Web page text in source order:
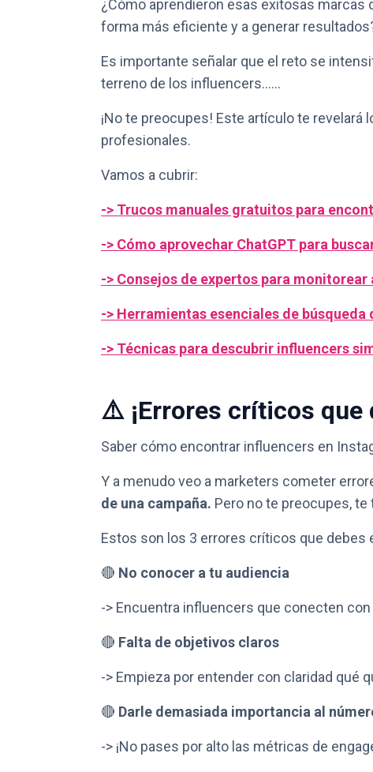
¿Cómo aprendieron esas exitosas
forma más eficiente y a generar
Es importante señalar que el reto se
terreno de los influencers……
¡No te preocupes! Este artículo te
profesionales.
Vamos a cubrir:
-> Trucos manuales gratuitos para
-> Cómo aprovechar ChatGPT para
-> Consejos de expertos para
-> Herramientas esenciales de
-> Técnicas para descubrir influencers
⚠️ ¡Errores críticos que
Saber cómo encontrar influencers en
Y a menudo veo a marketers cometer
de una campaña. Pero no te preocupes,
Estos son los 3 errores críticos que debes
🔴 No conocer a tu audiencia
-> Encuentra influencers que conecten
🔴 Falta de objetivos claros
-> Empieza por entender con claridad qué
🔴 Darle demasiada importancia al
-> ¡No pases por alto las métricas de